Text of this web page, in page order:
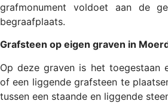
grafmonument voldoet aan de
begraafplaats.
Grafsteen op eigen graven in
Op deze graven is het toegestaan
of een liggende grafsteen te
tussen een staande en liggende